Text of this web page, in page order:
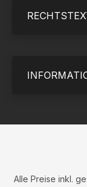
Alle Preise inkl.